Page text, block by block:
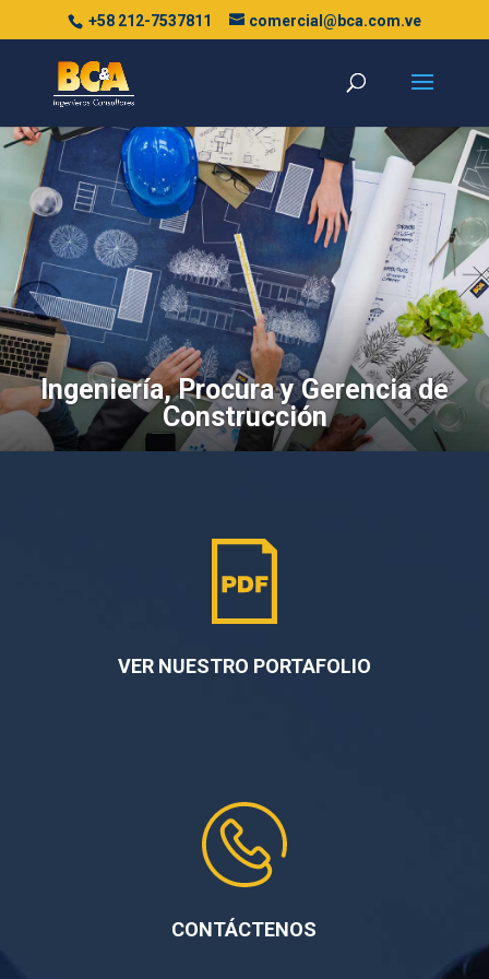
+58 212-7537811 comercial@bca.com.ve
Ingeniería, Procura y Gerencia de
Construcción
VER NUESTRO PORTAFOLIO
CONTÁCTENOS